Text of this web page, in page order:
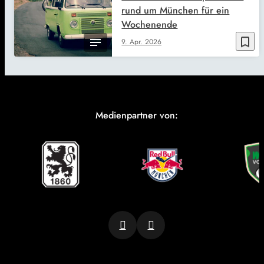
bookmark_border
9. Apr. 2026
rund um München für ein
Wochenende
Medienpartner von: